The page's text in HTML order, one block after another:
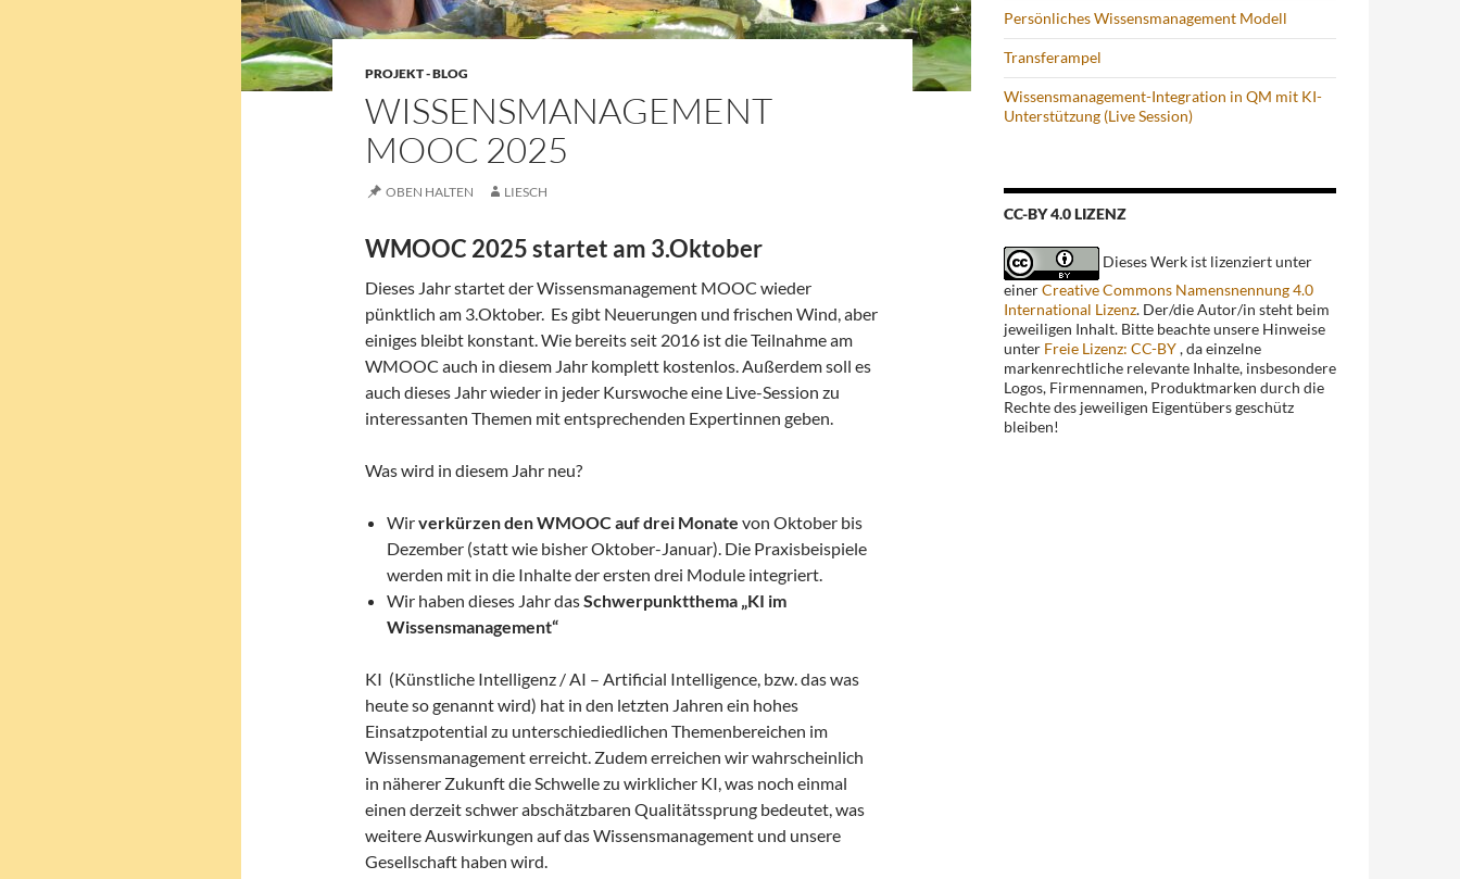
PROJEKT - BLOG
WISSENSMANAGEMENT
MOOC 2025
OBEN HALTEN LIESCH
WMOOC 2025 startet am 3.Oktober
Dieses Jahr startet der Wissensmanagement MOOC wieder
pünktlich am 3.Oktober. Es gibt Neuerungen und frischen Wind, aber
einiges bleibt konstant. Wie bereits seit 2016 ist die Teilnahme am
WMOOC auch in diesem Jahr komplett kostenlos. Außerdem soll es
auch dieses Jahr wieder in jeder Kurswoche eine Live-Session zu
interessanten Themen mit entsprechenden Expertinnen geben.
Was wird in diesem Jahr neu?
Wirverkürzen den WMOOC auf drei Monate von Oktober bis
Dezember (statt wie bisher Oktober-Januar). Die Praxisbeispiele
werden mit in die Inhalte der ersten drei Module integriert.
Wir haben dieses Jahr dasSchwerpunktthema „KI im
Wissensmanagement“
KI (Künstliche Intelligenz / AI – Artificial Intelligence, bzw. das was
heute so genannt wird) hat in den letzten Jahren ein hohes
Einsatzpotential zu unterschiediedlichen Themenbereichen im
Wissensmanagement erreicht. Zudem erreichen wir wahrscheinlich
in näherer Zukunft die Schwelle zu wirklicher KI, was noch einmal
einen derzeit schwer abschätzbaren Qualitätssprung bedeutet, was
weitere Auswirkungen auf das Wissensmanagement und unsere
Gesellschaft haben wird.
Persönliches Wissensmanagement Modell
Transferampel
Wissensmanagement-Integration in QM mit KI-
Unterstützung (Live Session)
CC-BY 4.0 LIZENZ
Dieses Werk ist lizenziert unter
einerCreative Commons Namensnennung 4.0
International Lizenz. Der/die Autor/in steht beim
jeweiligen Inhalt. Bitte beachte unsere Hinweise
unter Freie Lizenz: CC-BY, da einzelne
markenrechtliche relevante Inhalte, insbesondere
Logos, Firmennamen, Produktmarken durch die
Rechte des jeweiligen Eigentübers geschütz
bleiben!